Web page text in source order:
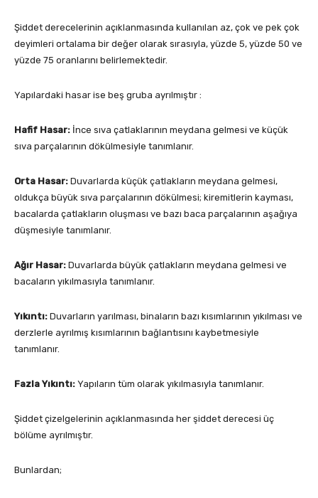
Şiddet derecelerinin açıklanmasında kullanılan az, çok ve pek çok
deyimleri ortalama bir değer olarak sırasıyla, yüzde 5, yüzde 50 ve
yüzde 75 oranlarını belirlemektedir.
Yapılardaki hasar ise beş gruba ayrılmıştır :
Hafif Hasar: İnce sıva çatlaklarının meydana gelmesi ve küçük
sıva parçalarının dökülmesiyle tanımlanır.
Orta Hasar: Duvarlarda küçük çatlakların meydana gelmesi,
oldukça büyük sıva parçalarının dökülmesi; kiremitlerin kayması,
bacalarda çatlakların oluşması ve bazı baca parçalarının aşağıya
düşmesiyle tanımlanır.
Ağır Hasar: Duvarlarda büyük çatlakların meydana gelmesi ve
bacaların yıkılmasıyla tanımlanır.
Yıkıntı: Duvarların yarılması, binaların bazı kısımlarının yıkılması ve
derzlerle ayrılmış kısımlarının bağlantısını kaybetmesiyle
tanımlanır.
Fazla Yıkıntı: Yapıların tüm olarak yıkılmasıyla tanımlanır.
Şiddet çizelgelerinin açıklanmasında her şiddet derecesi üç
bölüme ayrılmıştır.
Bunlardan;